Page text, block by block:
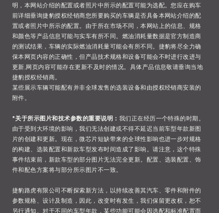
明，本网站介绍的配置或者照片中所示的配置可能为选配。您应在购车
前详细垂询捷豹授权经销商您所要购买的车辆是否具备本网站介绍的配
置或者照片中所示的配置。由于所在市场不同，本网站上的信息、规格
和颜色等产品信息可能与实车有所不同。燃油消耗量数据是官方制造商
的测试结果，车辆的实际燃油消耗量可能会有所不同。捷豹将尽全力确
保本网页内容的正确性，但产品技术规格和设备可能会不时进行改进与
更新,网页内容可能存在更新不及时的情况。具体产品信息敬请垂询当地
捷豹授权经销商。
某些展示车辆可能配有并非全球发售的选装设备和由授权经销商安装的
附件。
*关于所示图片和技术参数的重要说明： 我们正在经历一个特殊的时期。
由于受到大环境的影响，我们无法创建或不得不延迟当前车型年款新图
片的创建和更新。现在，微芯片短缺带来的全球性影响也进一步对规格
的构建、选装配置和新款车型发布时间造成了影响。请注意，这个特殊
事件结束前，新款车型的部分图片无法完全更新。配置、选装配置、饰
件和配色方案将与部分所示图片不一致。
捷豹路虎有限公司不断探索新方法，以持续改善其汽车、零件和附件的
参数规格、设计及制造，因此，改变时有发生，我们保留更改权，恕不
另行通知。对于不同的车型年款，某些功能可能会因选配和标准配置而